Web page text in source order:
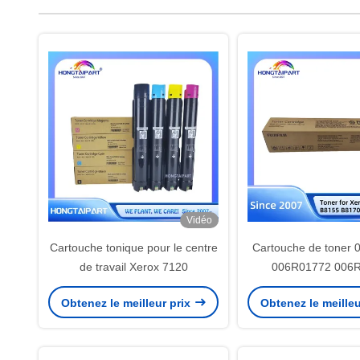
Vidéo
Cartouche tonique pour le centre
de travail Xerox 7120
Obtenez le meilleur prix
Cartouche de toner
006R01772
CT203400 pour
B8145 B8155
Obtenez le